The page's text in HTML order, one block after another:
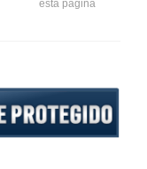
esta página